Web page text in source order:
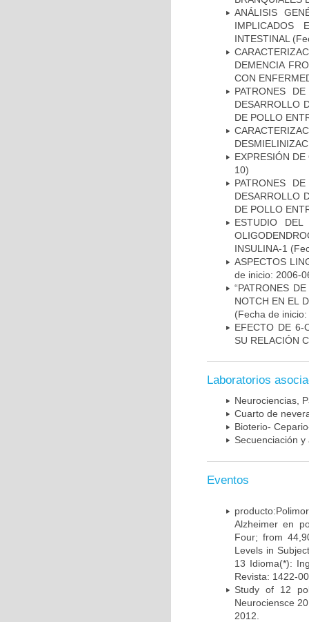
ANÁLISIS
IMPLICADOS
INTESTINAL
DEMENCIA
CON
PATRONES
DESARROLLO
DE POLLO
EXPRESIÓN
10)
PATRONES
DESARROLLO
DE POLLO
ESTUDIO
INSULINA-1
ASPECTOS
de inicio: 2006-
“PATRONES
NOTCH EN EL
(Fecha de
EFECTO DE 6-
SU RELACIÓN
Laboratorios
Neurociencias,
Cuarto de
Bioterio-
Secuenciación
Eventos
Alzheimer en
Four; from
Levels in
13 Idioma(*):
Revista: 1422-
Study of 12
Neurociensce
2012.